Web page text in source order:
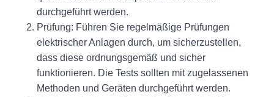
durchgeführt werden.
Prüfung: Führen Sie regelmäßige Prüfungen
elektrischer Anlagen durch, um sicherzustellen,
dass diese ordnungsgemäß und sicher
funktionieren. Die Tests sollten mit zugelassenen
Methoden und Geräten durchgeführt werden.